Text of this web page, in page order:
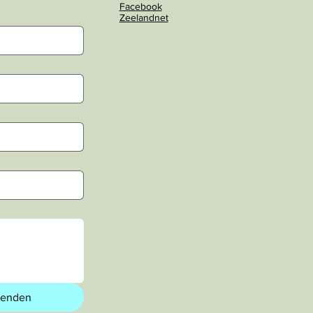
Facebook
Zeelandnet